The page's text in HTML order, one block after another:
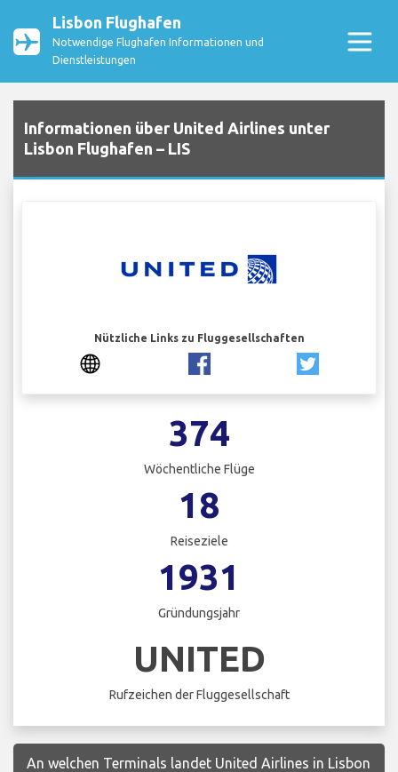
Lisbon Flughafen
Notwendige Flughafen Informationen und
Dienstleistungen
Informationen über United Airlines unter
Lisbon Flughafen – LIS
Nützliche Links zu Fluggesellschaften
374
Wöchentliche Flüge
18
Reiseziele
1931
Gründungsjahr
UNITED
Rufzeichen der Fluggesellschaft
An welchen Terminals landet United Airlines in Lisbon